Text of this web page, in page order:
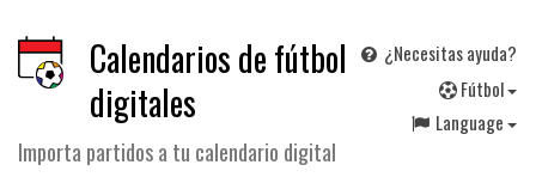
Calendarios de fútbol
digitales
Importa partidos a tu calendario digital
¿Necesitas ayuda?
Fútbol
Language